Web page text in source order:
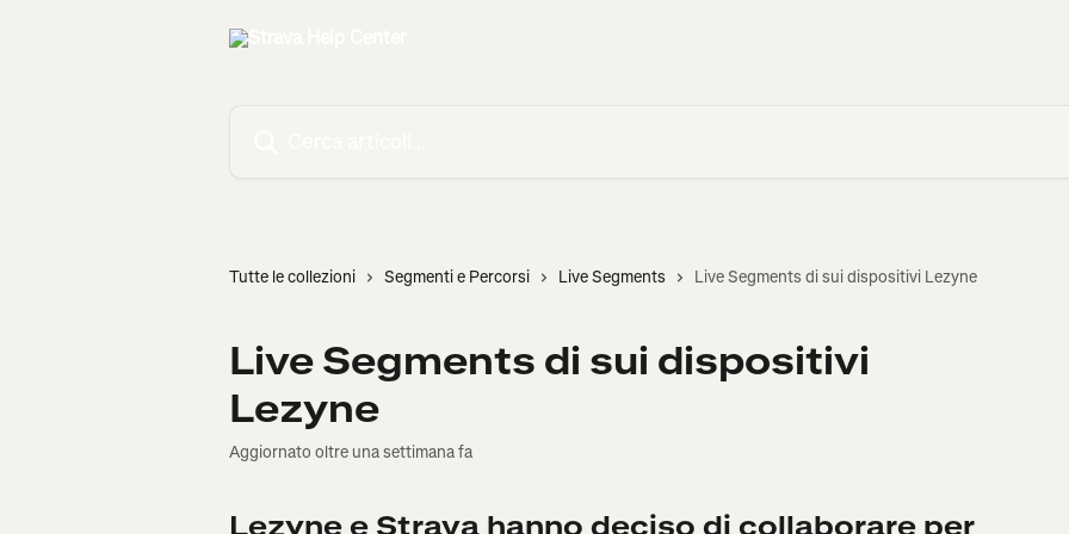
Tutte le collezioni Segmenti e Percorsi Live Segments Live Segments di sui dispositivi Lezyne
Live Segments di sui dispositivi
Lezyne
Aggiornato oltre una settimana fa